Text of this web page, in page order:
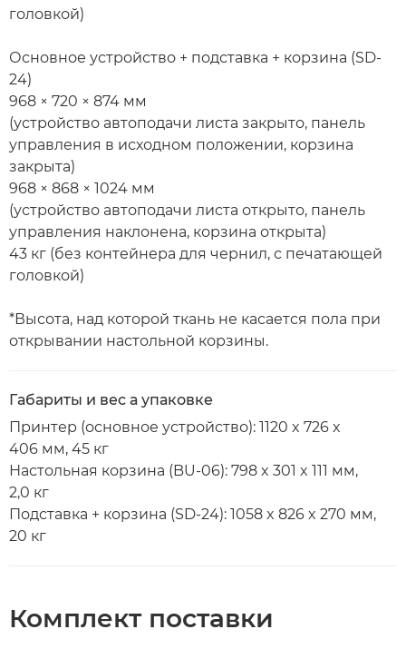
головкой)
Основное устройство + подставка + корзина (SD-
24)
968 × 720 × 874 мм
(устройство автоподачи листа закрыто, панель
управления в исходном положении, корзина
закрыта)
968 × 868 × 1024 мм
(устройство автоподачи листа открыто, панель
управления наклонена, корзина открыта)
43 кг (без контейнера для чернил, с печатающей
головкой)
*Высота, над которой ткань не касается пола при
открывании настольной корзины.
Габариты и вес а упаковке
Принтер (основное устройство): 1120 x 726 x
406 мм, 45 кг
Настольная корзина (BU-06): 798 x 301 x 111 мм,
2,0 кг
Подставка + корзина (SD-24): 1058 x 826 x 270 мм,
20 кг
Комплект поставки